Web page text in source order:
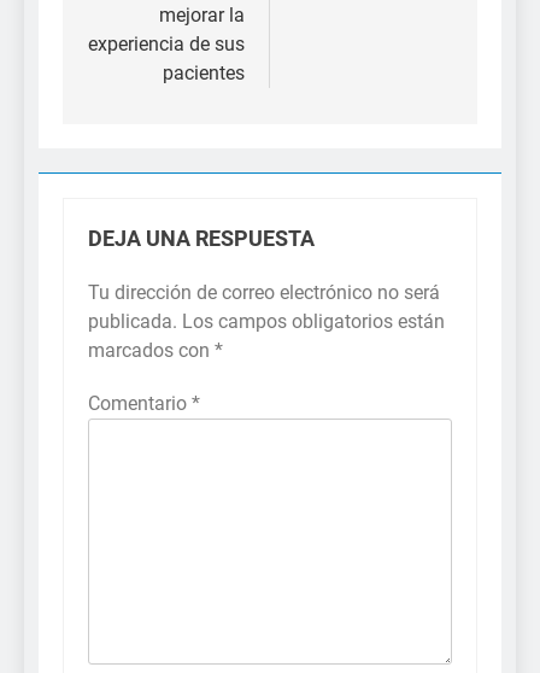
mejorar la
experiencia de sus
pacientes
DEJA UNA RESPUESTA
Tu dirección de correo electrónico no será
publicada. Los campos obligatorios están
marcados con *
Comentario *